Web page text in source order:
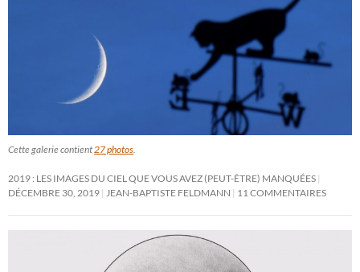
Cette galerie contient 27 photos
2019 : LES IMAGES DU CIEL QUE VOUS AVEZ (PEUT-ÊTRE) MANQUÉES
DÉCEMBRE 30, 2019
JEAN-BAPTISTE FELDMANN 11 COMMENTAIRES